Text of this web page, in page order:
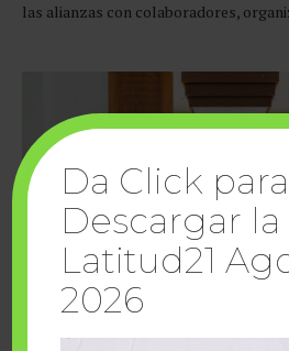
las alianzas con colaboradores,
Da Click para
Descargar la
Latitud21
2026